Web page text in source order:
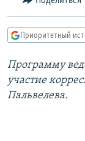
содержанию
Вернутся
навигации
Вернутся
КУЛЬТУРА
IDEL.РЕАЛИИ
Приоритетный
Программу
участие
Пальвелева.